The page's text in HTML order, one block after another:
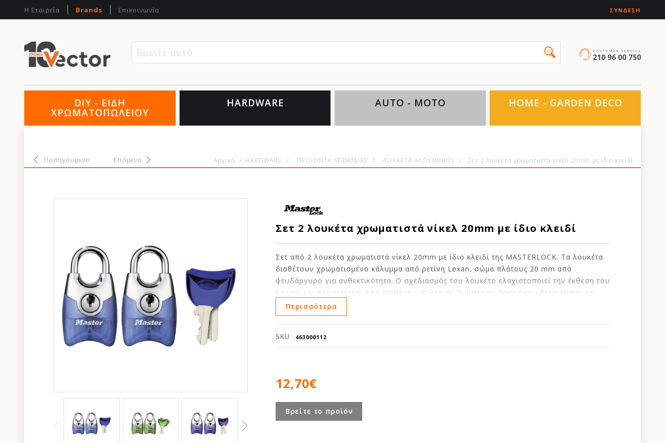
Η Εταιρεία Brands Επικοινωνία ΣΎΝΔΕΣΗ
Βρείτε αυτό που θέ
DIY - ΕΙΔΗ
ΧΡΩΜΑΤΟΠΩΛΕΙΟΥ
HARDWARE AUTO - MOTO HOME - GARDEN DECO
Προηγούμενο Επόμενο Αρχική / HARDWARE / ΠΡΟΙΟΝΤΑ ΑΣΦΑΛΕΙΑΣ / ΛΟΥΚΕΤΑ ΑΛΟΥΜΙΝΙΟΥ / Σετ 2 λουκέτα χρωματιστά νίκελ 20mm με ίδιο κλειδί
Σετ 2 λουκέτα χρωματιστά νίκελ 20mm με ίδιο κλειδί
Σετ από 2 λουκέτα χρωματιστά νίκελ 20mm με ίδιο κλειδί της MASTERLOCK. Τα λουκέτα
διαθέτουν χρωματισμένο κάλυμμα από ρετίνη Lexan, σώμα πλάτους 20 mm από
ψευδάργυρο για ανθεκτικότητα. Ο σχεδιασμός του λουκέτο ελαχιστοποιεί την έκθεση του
λαιμού και προστατεύει από επιθέσεις. Ο λαιμός διαμέτρου 3mm έχει μήκος 10mm και
είναι κατασκευασμένος από ατσάλι, προσφέροντας μεγαλύτερη αντοχή. Τα φωτεινά
μεταλλικά χρώματα απλοποιούν την αναγνώριση των αποσκευών.
• Σετ 2 λουκέτων με ίδιο κλειδί
Περισσότερα
SKU 463000112
12,70€
Βρείτε το προϊόν